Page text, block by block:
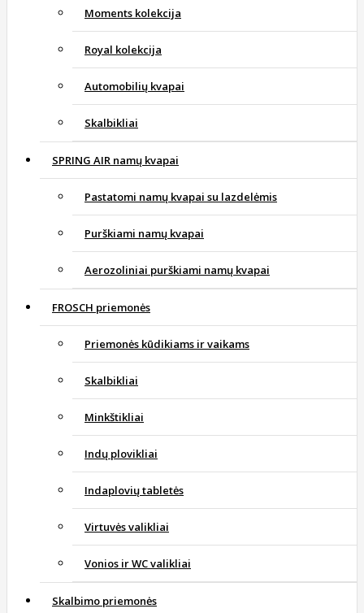
Moments kolekcija
Royal kolekcija
Automobilių kvapai
Skalbikliai
SPRING AIR namų kvapai
Pastatomi namų kvapai su lazdelėmis
Purškiami namų kvapai
Aerozoliniai purškiami namų kvapai
FROSCH priemonės
Priemonės kūdikiams ir vaikams
Skalbikliai
Minkštikliai
Indų plovikliai
Indaplovių tabletės
Virtuvės valikliai
Vonios ir WC valikliai
Skalbimo priemonės